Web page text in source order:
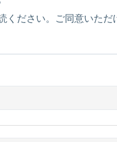
ください。ご同意いた